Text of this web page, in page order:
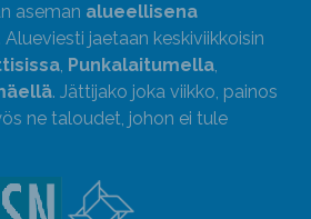
aseman alueellisena
. Alueviesti jaetaan keskiviikkoisin
, Punkalaitumella,
. Jättijako joka viikko, painos
ne taloudet, johon ei tule